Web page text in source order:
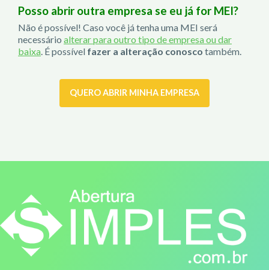
Posso abrir outra empresa se eu já for MEI?
Não é possível! Caso você já tenha uma MEI será
necessário alterar para outro tipo de empresa ou dar
baixa. É possível fazer a alteração conosco também.
QUERO ABRIR MINHA EMPRESA